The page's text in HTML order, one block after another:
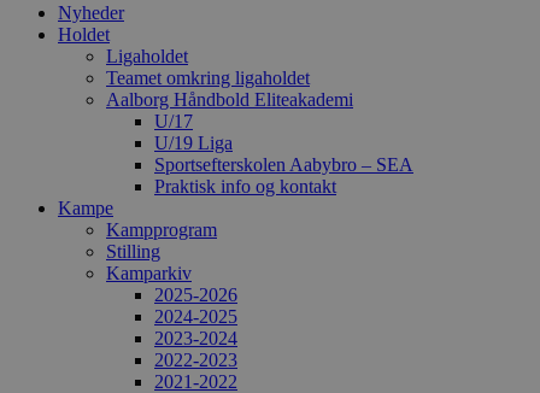
Nyheder
Holdet
Ligaholdet
Teamet omkring ligaholdet
Aalborg Håndbold Eliteakademi
U/17
U/19 Liga
Sportsefterskolen Aabybro – SEA
Praktisk info og kontakt
Kampe
Kampprogram
Stilling
Kamparkiv
2025-2026
2024-2025
2023-2024
2022-2023
2021-2022